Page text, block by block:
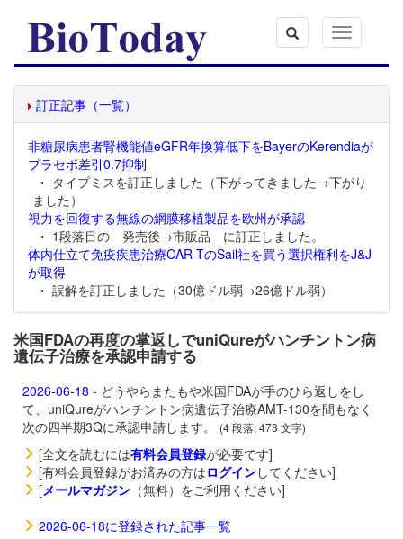
Toggle
navigation
訂正記事（一覧）
非糖尿病患者腎機能値eGFR年換算低下をBayerのKerendiaが
プラセボ差引0.7抑制
・ タイプミスを訂正しました（下がってきました→下がり
ました）
視力を回復する無線の網膜移植製品を欧州が承認
・ 1段落目の 発売後→市販品 に訂正しました。
体内仕立て免疫疾患治療CAR-TのSail社を買う選択権利をJ&J
が取得
・ 誤解を訂正しました（30億ドル弱→26億ドル弱）
米国FDAの再度の掌返しでuniQureがハンチントン病
遺伝子治療を承認申請する
2026-06-18 - どうやらまたもや米国FDAが手のひら返しをし
て、uniQureがハンチントン病遺伝子治療AMT-130を間もなく
次の四半期3Qに承認申請します。
(4 段落, 473 文字)
[全文を読むには有料会員登録が必要です]
[有料会員登録がお済みの方はログインしてください]
[メールマガジン （無料）をご利用ください]
2026-06-18に登録された記事一覧